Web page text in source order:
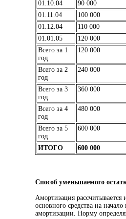
01.10.04 90 000
01.11.04
100 000
01.12.04
110 000
01.01.05
120 000
Всего за 1
год
120 000
Всего за 2
год
240 000
Всего за 3
год
360 000
Всего за 4
год
480 000
Всего за 5
год
600 000
ИТОГО 600 000
Способ уменьшаемого
Амортизация рассчитывается
основного средства на
амортизации. Норму